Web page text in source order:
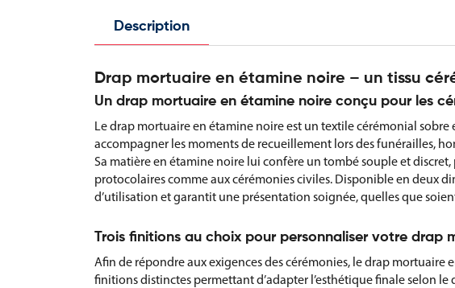
Description
Drap mortuaire en étamine noire – un tissu
Un drap mortuaire en étamine noire conçu pour les
Le drap mortuaire en étamine noire est un textile cérémonial
accompagner les moments de recueillement lors des funérailles,
Sa matière en étamine noire lui confère un tombé souple et
protocolaires comme aux cérémonies civiles. Disponible en deux
d’utilisation et garantit une présentation soignée, quelles que
Trois finitions au choix pour personnaliser votre drap
Afin de répondre aux exigences des cérémonies, le drap mortuaire
finitions distinctes permettant d’adapter l’esthétique finale selon